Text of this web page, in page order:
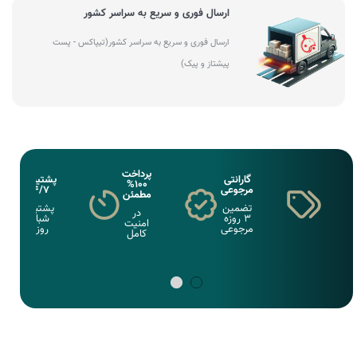
ارسال فوری و سریع به سراسر کشور
ارسال فوری و سریع به سراسر کشور(تیپاکس - پست
پیشتاز و پیک)
پشتیبانی
24/7
پشتبانی
شبانه
روزی
پرداخت
100%
مطمئن
در
امنیت
کامل
گارانتی
مرجوعی
تضمین
3 روزه
مرجوعی